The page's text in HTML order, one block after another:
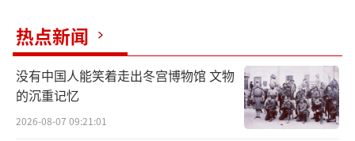
热点新闻
没有中国人能笑着走出冬宫博物馆 文物
的沉重记忆
2026-08-07 09:21:01